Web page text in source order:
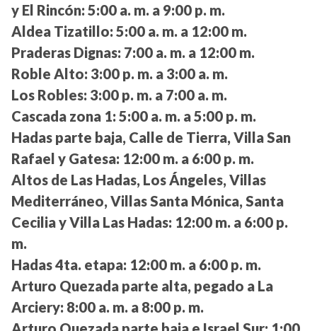
y El Rincón: 5:00 a. m. a 9:00 p. m.
Aldea Tizatillo: 5:00 a. m. a 12:00 m.
Praderas Dignas: 7:00 a. m. a 12:00 m.
Roble Alto: 3:00 p. m. a 3:00 a. m.
Los Robles: 3:00 p. m. a 7:00 a. m.
Cascada zona 1: 5:00 a. m. a 5:00 p. m.
Hadas parte baja, Calle de Tierra, Villa San
Rafael y Gatesa: 12:00 m. a 6:00 p. m.
Altos de Las Hadas, Los Ángeles, Villas
Mediterráneo, Villas Santa Mónica, Santa
Cecilia y Villa Las Hadas: 12:00 m. a 6:00 p.
m.
Hadas 4ta. etapa: 12:00 m. a 6:00 p. m.
Arturo Quezada parte alta, pegado a La
Arciery: 8:00 a. m. a 8:00 p. m.